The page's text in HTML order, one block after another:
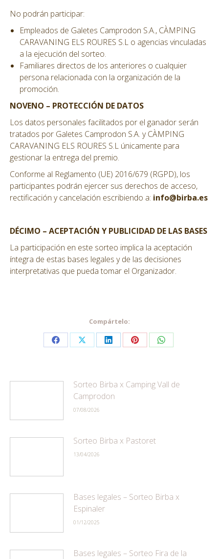
No podrán participar:
Empleados de Galetes Camprodon S.A., CÀMPING
CARAVANING ELS ROURES S.L o agencias vinculadas
a la ejecución del sorteo.
Familiares directos de los anteriores o cualquier
persona relacionada con la organización de la
promoción.
NOVENO – PROTECCIÓN DE DATOS
Los datos personales facilitados por el ganador serán
tratados por Galetes Camprodon S.A. y CÀMPING
CARAVANING ELS ROURES S.L únicamente para
gestionar la entrega del premio.
Conforme al Reglamento (UE) 2016/679 (RGPD), los
participantes podrán ejercer sus derechos de acceso,
rectificación y cancelación escribiendo a: info@birba.es
DÉCIMO – ACEPTACIÓN Y PUBLICIDAD DE LAS BASES
La participación en este sorteo implica la aceptación
íntegra de estas bases legales y de las decisiones
interpretativas que pueda tomar el Organizador.
Compártelo:
Share Share Share Share Share
Sorteo Birba x Camping Vall de
Camprodon
07/08/2026
Sorteo Birba x Pastoret
13/04/2026
Bases legales – Sorteo Birba x
Espinaler
01/12/2025
Bases legales – Sorteo Fira de la